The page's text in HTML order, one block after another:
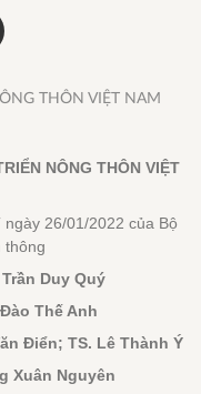
THÔN VIỆT NAM
NÔNG THÔN VIỆT
26/01/2022 của Bộ
thông
Trần Duy Quý
Đào Thế Anh
Điển; TS. Lê Thành Ý
Xuân Nguyên